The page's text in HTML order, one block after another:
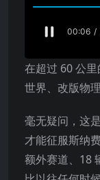
在超过 60 公
世界、改版物
毫无疑问，这
才能征服斯纳
额外赛道、18